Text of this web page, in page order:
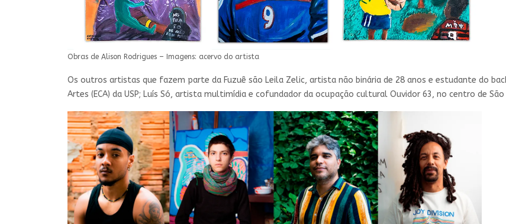
Obras de Alison Rodrigues – Imagens: acervo do artista
Os outros artistas que fazem parte da Fuzuê são Leila Zelic, artista não binária de 28 anos e estudante do
Artes (ECA) da USP; Luís Só, artista multimídia e cofundador da ocupação cultural Ouvidor 63, no centro de